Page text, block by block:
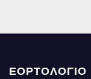
ΕΟΡΤΟΛΟΓΙΟ